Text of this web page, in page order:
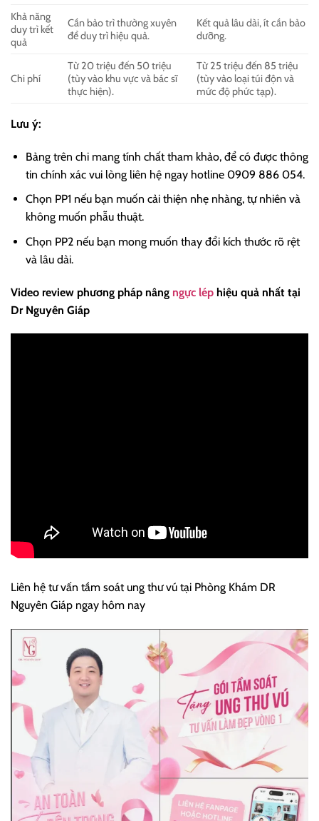
Khả năng
duy trì kết
quả
Cần bảo trì thường xuyên
để duy trì hiệu quả.
Kết quả lâu dài, ít cần bảo
dưỡng.
Chi phí
Từ 20 triệu đến 50 triệu
(tùy vào khu vực và bác sĩ
thực hiện).
Từ 25 triệu đến 85 triệu
(tùy vào loại túi độn và
mức độ phức tạp).
Lưu ý:
Bảng trên chi mang tính chất tham khảo, để có được thông
tin chính xác vui lòng liên hệ ngay hotline 0909 886 054.
Chọn PP1 nếu bạn muốn cải thiện nhẹ nhàng, tự nhiên và
không muốn phẫu thuật.
Chọn PP2 nếu bạn mong muốn thay đổi kích thước rõ rệt
và lâu dài.
Video review phương pháp nâng ngực lép hiệu quả nhất tại
Dr Nguyên Giáp
Liên hệ tư vấn tầm soát ung thư vú tại Phòng Khám DR
Nguyên Giáp ngay hôm nay